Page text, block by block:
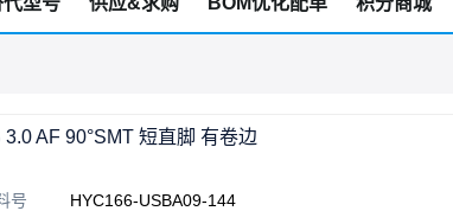
3.0 AF 90°SMT 短直脚 有卷边
号 HYC166-USBA09-144